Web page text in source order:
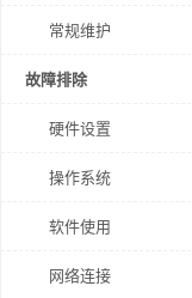
常规维护
故障排除
硬件设置
操作系统
软件使用
网络连接